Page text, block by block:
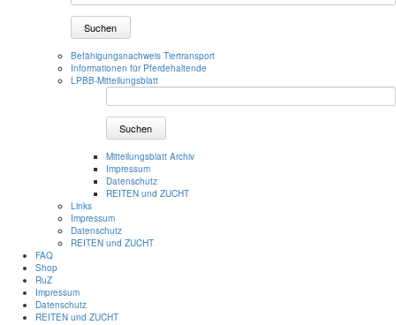
Suchen
Befähigungsnachweis Tiertransport
Informationen für Pferdehaltende
LPBB-Mitteilungsblatt
Suchen
Mitteilungsblatt Archiv
Impressum
Datenschutz
REITEN und ZUCHT
Links
Impressum
Datenschutz
REITEN und ZUCHT
FAQ
Shop
RuZ
Impressum
Datenschutz
REITEN und ZUCHT